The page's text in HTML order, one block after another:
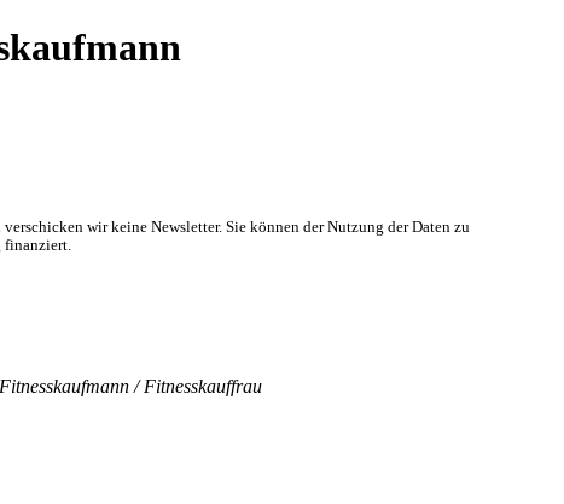
wir keine Newsletter. Sie können der Nutzung der Daten zu
finanziert.
/ Fitnesskauffrau